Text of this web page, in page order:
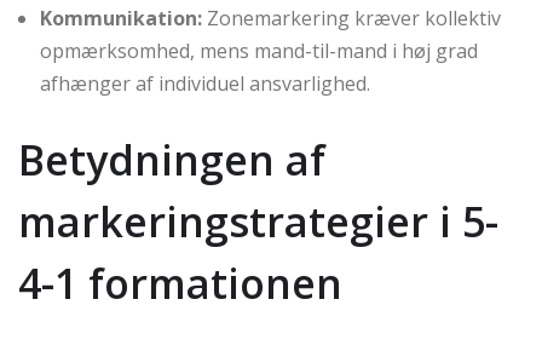
Kommunikation: Zonemarkering kræver kollektiv
opmærksomhed, mens mand-til-mand i høj grad
afhænger af individuel ansvarlighed.
Betydningen af
markeringstrategier i 5-
4-1 formationen